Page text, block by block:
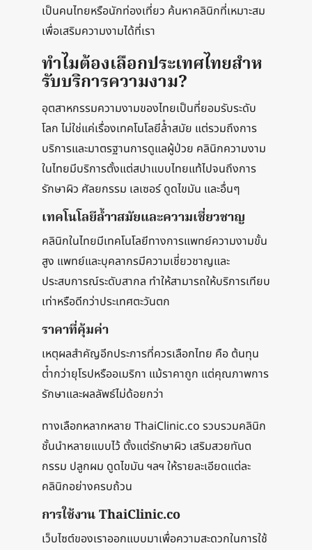
เป็นคนไทยหรือนักท่องเที่ยว ค้นหาคลินิกที่เหมาะสม
เพื่อเสริมความงามได้ที่เรา
ทําไมต้องเลือกประเทศไทยสําห
รับบริการความงาม?
อุตสาหกรรมความงามของไทยเป็นที่ยอมรับระดับ
โลก ไม่ใช่แค่เรื่องเทคโนโลยีล้ําสมัย แต่รวมถึงการ
บริการและมาตรฐานการดูแลผู้ป่วย คลินิกความงาม
ในไทยมีบริการตั้งแต่สปาแบบไทยแท้ไปจนถึงการ
รักษาผิว ศัลยกรรม เลเซอร์ ดูดไขมัน และอื่นๆ
เทคโนโลยีล้ำาสมัยและความเชี่ยวชาญ
คลินิกในไทยมีเทคโนโลยีทางการแพทย์ความงามขั้น
สูง แพทย์และบุคลากรมีความเชี่ยวชาญและ
ประสบการณ์ระดับสากล ทําให้สามารถให้บริการเทียบ
เท่าหรือดีกว่าประเทศตะวันตก
ราคาที่คุ้มค่า
เหตุผลสําคัญอีกประการที่ควรเลือกไทย คือ ต้นทุน
ต่ํากว่ายุโรปหรืออเมริกา แม้ราคาถูก แต่คุณภาพการ
รักษาและผลลัพธ์ไม่ด้อยกว่า
ทางเลือกหลากหลาย ThaiClinic.co รวบรวมคลินิก
ชั้นนําหลายแบบไว้ ตั้งแต่รักษาผิว เสริมสวยทันต
กรรม ปลูกผม ดูดไขมัน ฯลฯ ให้รายละเอียดแต่ละ
คลินิกอย่างครบถ้วน
การใช้งาน ThaiClinic.co
เว็บไซต์ของเราออกแบบมาเพื่อความสะดวกในการใช้